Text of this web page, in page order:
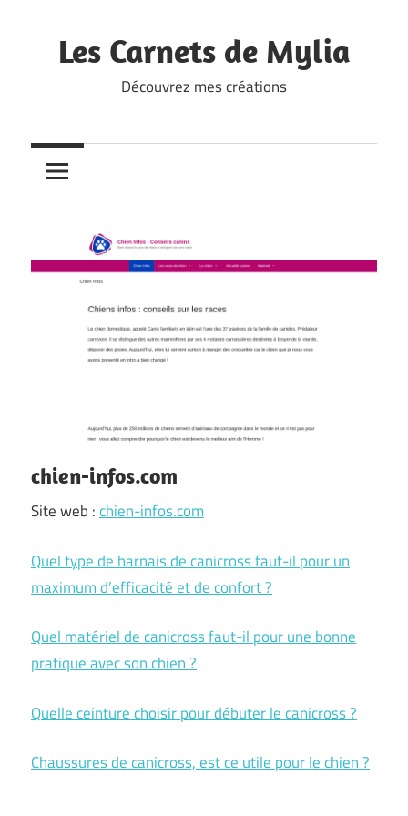
contentLes Carnets de Mylia
Découvrez mes créations
chien-infos.com
Site web :chien-infos.com
Quel type de harnais de canicross faut-il pour un
maximum d’efficacité et de confort ?
Quel matériel de canicross faut-il pour une bonne
pratique avec son chien ?
Quelle ceinture choisir pour débuter le canicross ?
Chaussures de canicross, est ce utile pour le chien ?